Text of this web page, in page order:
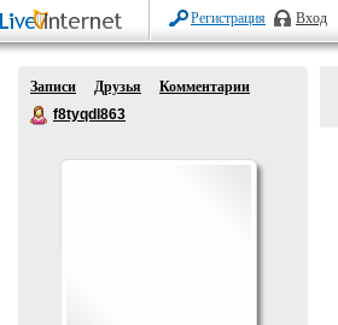
Регистрация Вход
Записи Друзья
Комментарии
f8tyqdl863